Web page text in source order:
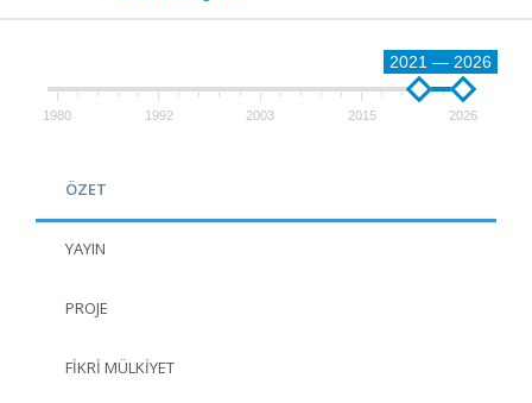
2021 — 2026
1980 1992 2003 2015 2026
ÖZET
YAYIN
PROJE
FIKRI MÜLKIYET